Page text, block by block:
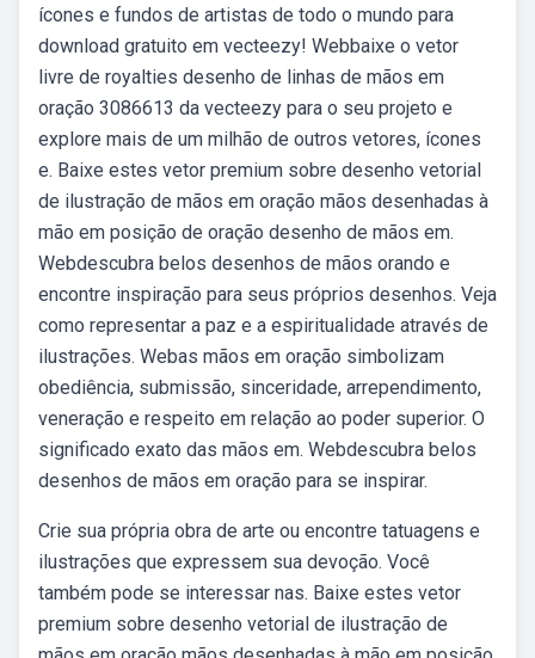
ícones e fundos de artistas de todo o mundo para
download gratuito em vecteezy! Webbaixe o vetor
livre de royalties desenho de linhas de mãos em
oração 3086613 da vecteezy para o seu projeto e
explore mais de um milhão de outros vetores, ícones
e. Baixe estes vetor premium sobre desenho vetorial
de ilustração de mãos em oração mãos desenhadas à
mão em posição de oração desenho de mãos em.
Webdescubra belos desenhos de mãos orando e
encontre inspiração para seus próprios desenhos. Veja
como representar a paz e a espiritualidade através de
ilustrações. Webas mãos em oração simbolizam
obediência, submissão, sinceridade, arrependimento,
veneração e respeito em relação ao poder superior. O
significado exato das mãos em. Webdescubra belos
desenhos de mãos em oração para se inspirar.
Crie sua própria obra de arte ou encontre tatuagens e
ilustrações que expressem sua devoção. Você
também pode se interessar nas. Baixe estes vetor
premium sobre desenho vetorial de ilustração de